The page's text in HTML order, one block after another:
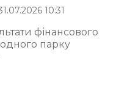
10:31
фінансового
парку